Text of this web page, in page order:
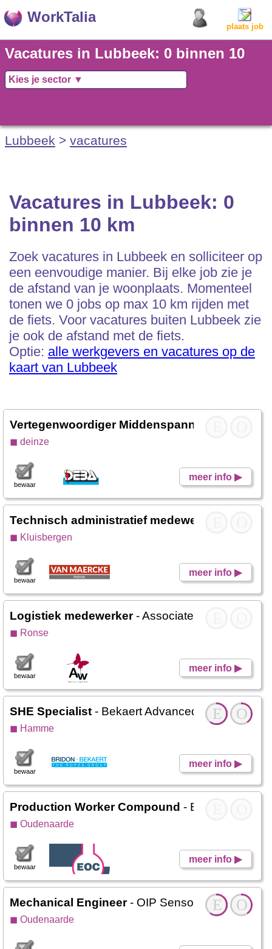
WorkTalia
plaats job
Vacatures in Lubbeek: 0 binnen 10
km
Lubbeek > vacatures
Vacatures in Lubbeek: 0
binnen 10 km
Zoek vacatures in Lubbeek en solliciteer op
een eenvoudige manier. Bij elke job zie je
de afstand van je woonplaats. Momenteel
tonen we 0 jobs op max 10 km rijden met
de fiets. Voor vacatures buiten Lubbeek zie
je ook de afstand met de fiets.
Optie: alle werkgevers en vacatures op de
kaart van Lubbeek
Vertegenwoordiger Middenspanning –
◼ deinze
meer info ▶
bewaar
Technisch administratief medewerker
◼ Kluisbergen
meer info ▶
bewaar
Logistiek medewerker- Associated Weavers
◼ Ronse
meer info ▶
bewaar
O
E
SHE Specialist - Bekaert Advanced Cords
◼ Hamme
meer info ▶
bewaar
Production Worker Compound - EOC
◼ Oudenaarde
meer info ▶
bewaar
O
E
Mechanical Engineer- OIP Sensor Systems
◼ Oudenaarde